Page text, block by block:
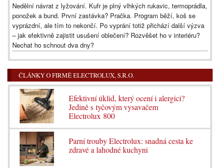
Nedělní návrat z lyžování. Kufr je plný vlhkých rukavic, termoprádla,
ponožek a bund. První zastávka? Pračka. Program běží, koš se
vyprázdní, ale tím to nekončí. Po vyprání totiž přichází další výzva
– jak efektivně zajistit usušení oblečení? Rozvěšet ho v interiéru?
Nechat ho schnout dva dny?
ČLÁNKY O FIRMĚ ELECTROLUX, S.R.O.
Efektivní úklid, který ocení i alergici?
Jedině s tyčovým vysavačem
Electrolux 800
Parní trouby Electrolux: snadná cesta ke
zdravé a lahodné kuchyni